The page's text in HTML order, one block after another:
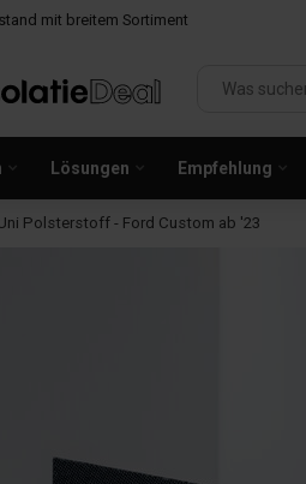
mit breitem Sortiment
Lösungen Empfehlung
Polsterstoff - Ford Custom ab '23